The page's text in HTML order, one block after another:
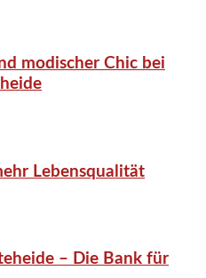
modischer Chic bei
Lebensqualität
– Die Bank für